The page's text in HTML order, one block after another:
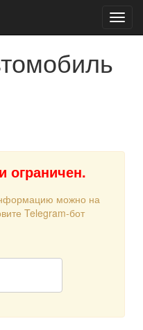
ограничен.
можно на
Telegram-бот